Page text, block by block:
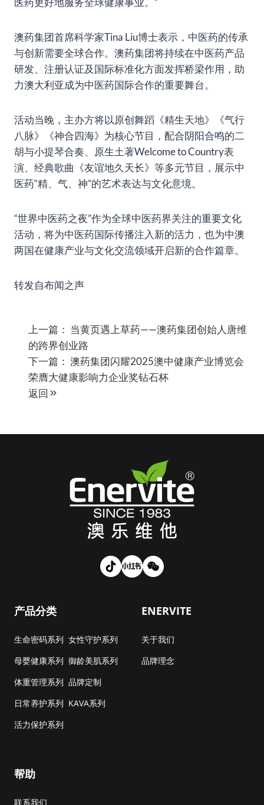
澳药集团首席科学家Tina Liu博士表示，中医药的传承
与创新需要全球合作。澳药集团将持续在中医药产品
研发、注册认证及国际标准化方面发挥桥梁作用，助
力澳大利亚成为中医药国际合作的重要舞台。
活动当晚，主办方将以原创舞蹈《精生天地》《气行
八脉》《神合四海》为核心节目，配合阴阳合鸣的二
胡与小提琴合奏、原生土著Welcome to Country表
演、经典歌曲《友谊地久天长》等多元节目，展示中
医药“精、气、神”的艺术表达与文化意境。
“世界中医药之夜”作为全球中医药界关注的重要文化
活动，将为中医药国际传播注入新的活力，也为中澳
两国在健康产业与文化交流领域开启新的合作篇章。
转发自布闻之声
上一篇： 当黄页遇上草药——澳药集团创始人唐维
的跨界创业路
下一篇： 澳药集团闪耀2025澳中健康产业博览会
荣膺大健康影响力企业奖钻石杯
返回
产品分类
生命密码系列
母婴健康系列
体重管理系列
日常养护系列
活力保护系列
女性守护系列
御龄美肌系列
品牌定制
KAVA系列
ENERVITE
关于我们
品牌理念
帮助
联系我们